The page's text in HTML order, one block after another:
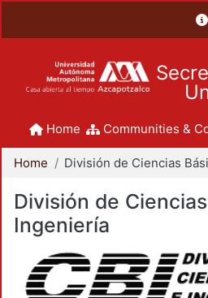
Home Communities &
Home
División de
Ingeniería